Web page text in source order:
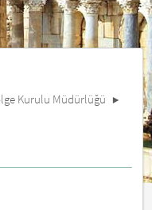
Kurulu Müdürlüğü